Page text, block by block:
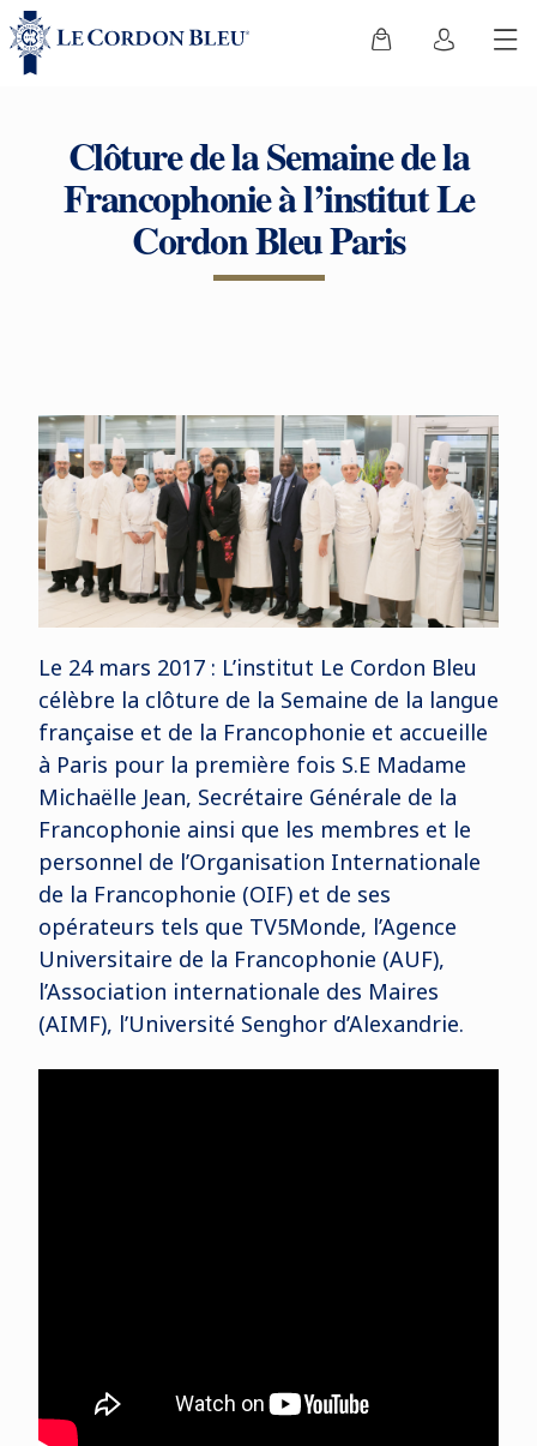
Clôture de la Semaine de la
Francophonie à l’institut Le
Cordon Bleu Paris
Le 24 mars 2017 : L’institut Le Cordon Bleu
célèbre la clôture de la Semaine de la langue
française et de la Francophonie et accueille
à Paris pour la première fois S.E Madame
Michaëlle Jean, Secrétaire Générale de la
Francophonie ainsi que les membres et le
personnel de l’Organisation Internationale
de la Francophonie (OIF) et de ses
opérateurs tels que TV5Monde, l’Agence
Universitaire de la Francophonie (AUF),
l’Association internationale des Maires
(AIMF), l’Université Senghor d’Alexandrie.